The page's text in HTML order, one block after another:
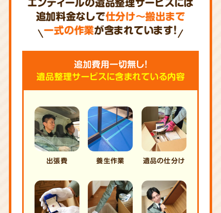
エンディールの遺品整理サービスには
追加料金なしで仕分け～搬出まで
一式の作業が含まれています!
追加費用一切無し!
遺品整理サービスに含まれている内容
出張費 養生作業 遺品の仕分け